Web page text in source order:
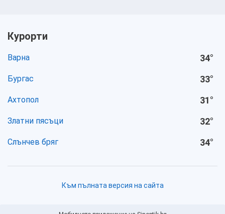
Курорти
Варна 34°
Бургас 33°
Ахтопол 31°
Златни пясъци 32°
Слънчев бряг 34°
Към пълната версия на сайта